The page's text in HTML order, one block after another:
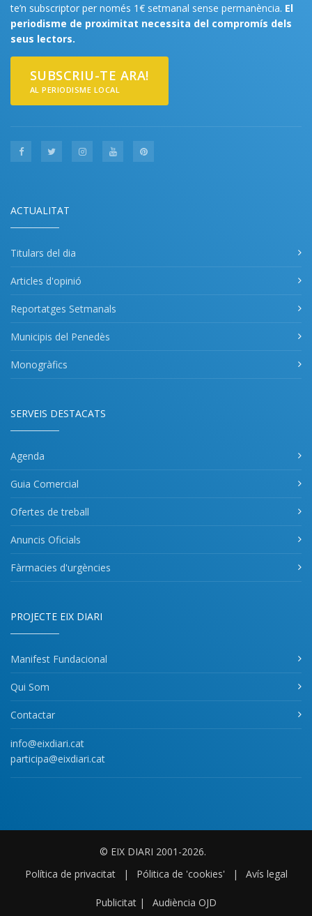
te’n subscriptor per només 1€ setmanal sense permanència. El
periodisme de proximitat necessita del compromís dels
seus lectors.
SUBSCRIU-TE ARA!
AL PERIODISME LOCAL
ACTUALITAT
Titulars del dia
Articles d'opinió
Reportatges Setmanals
Municipis del Penedès
Monogràfics
SERVEIS DESTACATS
Agenda
Guia Comercial
Ofertes de treball
Anuncis Oficials
Fàrmacies d'urgències
PROJECTE EIX DIARI
Manifest Fundacional
Qui Som
Contactar
info@eixdiari.cat
participa@eixdiari.cat
© EIX DIARI 2001-2026.
Política de privacitat
| Pólitica de 'cookies' | Avís legal
Publicitat | Audiència OJD